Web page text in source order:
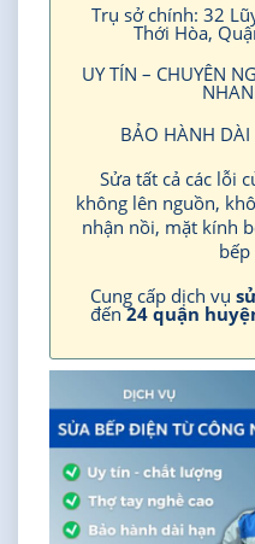
Trụ sở chính: 32
Thới Hòa,
UY TÍN – CHUYÊN
BẢO HÀNH DÀI
Sửa tất cả các lỗi
không lên nguồn,
nhận nồi, mặt kính
Cung cấp dịch vụ
đến24 quận